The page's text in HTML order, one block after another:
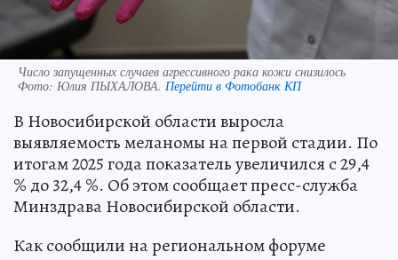
Число запущенных случаев агрессивного рака кожи снизилось
Фото: Юлия ПЫХАЛОВА. Перейти в Фотобанк КП
В Новосибирской области выросла
выявляемость меланомы на первой стадии. По
итогам 2025 года показатель увеличился с 29,4
% до 32,4 %. Об этом сообщает пресс-служба
Минздрава Новосибирской области.
Как сообщили на региональном форуме